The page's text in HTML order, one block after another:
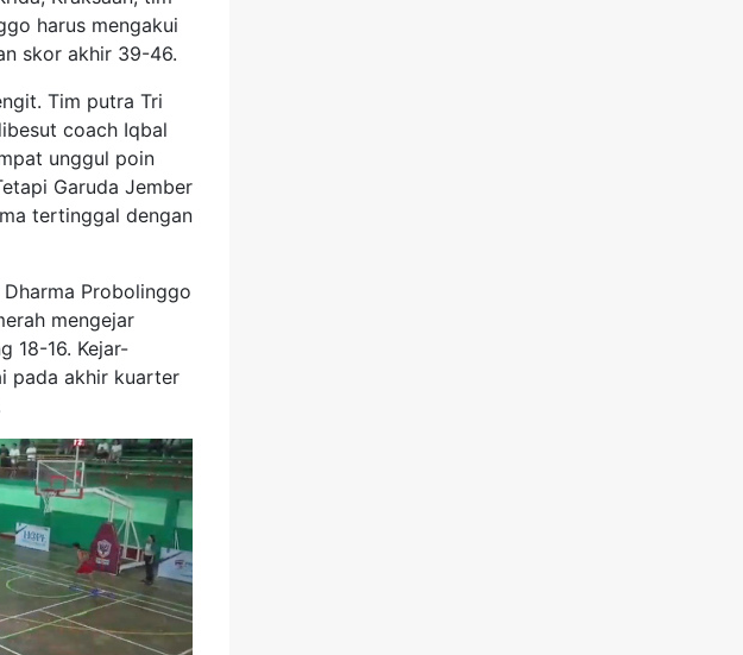
harus mengakui
skor akhir 39-46.
Tim putra Tri
coach Iqbal
unggul poin
Garuda Jember
tertinggal dengan
Probolinggo
mengejar
18-16. Kejar-
pada akhir kuarter